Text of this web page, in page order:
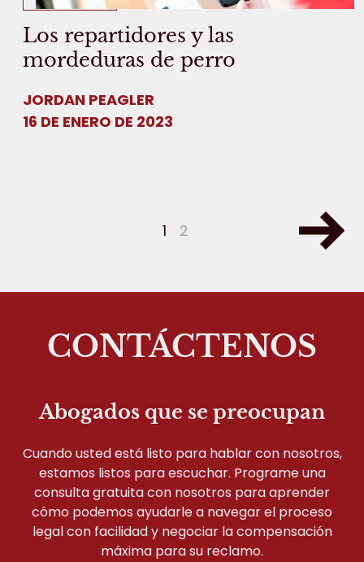
Los repartidores y las
mordeduras de perro
JORDAN PEAGLER
16 DE ENERO DE 2023
1 2
CONTÁCTENOS
Abogados que se preocupan
Cuando usted está listo para hablar con nosotros,
estamos listos para escuchar. Programe una
consulta gratuita con nosotros para aprender
cómo podemos ayudarle a navegar el proceso
legal con facilidad y negociar la compensación
máxima para su reclamo.